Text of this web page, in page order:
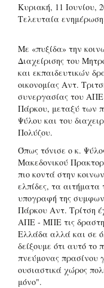
Κυριακή, 11 Ιουνίου,
Τελευταία
Με «πυξίδα» την
Διαχείρισης του
και εκπαιδευτικών
οικονομίας Αντ.
συνεργασίας του
Πάρκου, μεταξύ των
Ψύλου και του
Πολύζου.
Όπως τόνισε ο κ.
Μακεδονικού
πιο κοντά στην
ελπίδες, τα αιτήματα
υπογραφή της
Πάρκου Αντ. Τρίτση
ΑΠΕ - ΜΠΕ τις
Ελλάδα αλλά και σε
δείξουμε ότι αυτό το
πνεύμονας πρασίνου
ουσιαστικά χώρος
μόνο".